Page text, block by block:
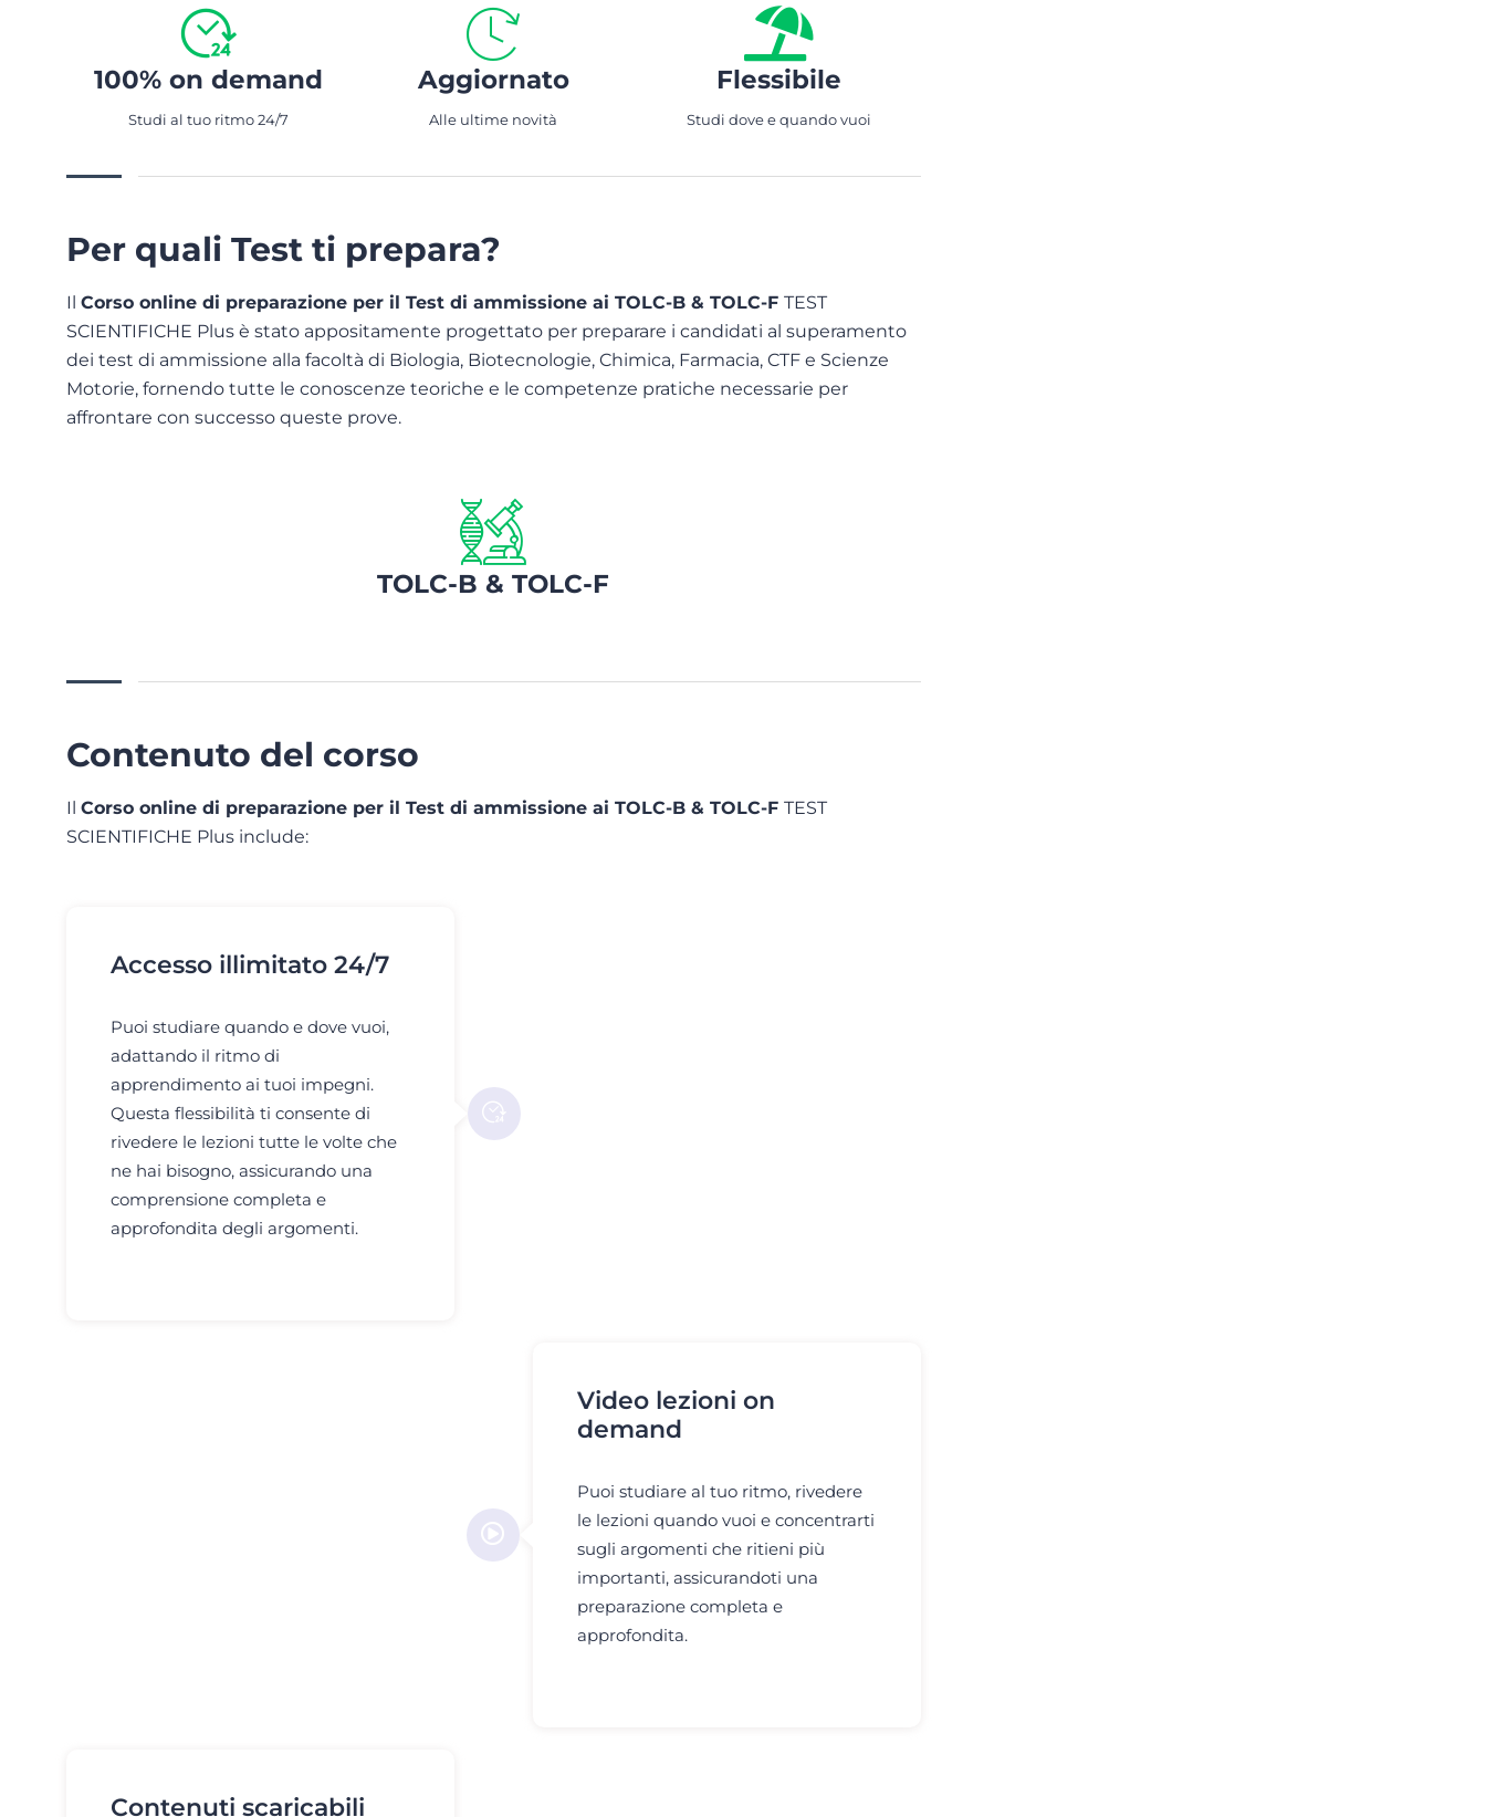
100% on demand
Studi al tuo ritmo 24/7
Aggiornato
Alle ultime novità
Flessibile
Studi dove e quando vuoi
Per quali Test ti prepara?
Il Corso online di preparazione per il Test di ammissione ai TOLC-B & TOLC-F TEST
SCIENTIFICHE Plus è stato appositamente progettato per preparare i candidati al superamento
dei test di ammissione alla facoltà di Biologia, Biotecnologie, Chimica, Farmacia, CTF e Scienze
Motorie, fornendo tutte le conoscenze teoriche e le competenze pratiche necessarie per
affrontare con successo queste prove.
TOLC-B & TOLC-F
Contenuto del corso
Il Corso online di preparazione per il Test di ammissione ai TOLC-B & TOLC-F TEST
SCIENTIFICHE Plus include:
Accesso illimitato 24/7
Puoi studiare quando e dove vuoi,
adattando il ritmo di
apprendimento ai tuoi impegni.
Questa flessibilità ti consente di
rivedere le lezioni tutte le volte che
ne hai bisogno, assicurando una
comprensione completa e
approfondita degli argomenti.
Video lezioni on
demand
Puoi studiare al tuo ritmo, rivedere
le lezioni quando vuoi e concentrarti
sugli argomenti che ritieni più
importanti, assicurandoti una
preparazione completa e
approfondita.
Contenuti scaricabili